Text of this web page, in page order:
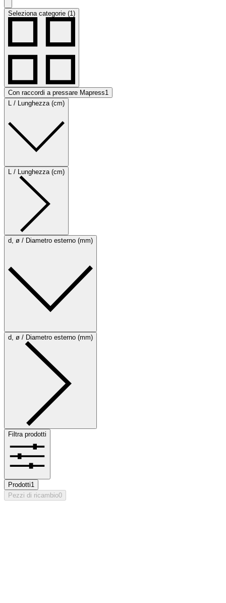
Seleziona categorie (1)
Con raccordi a pressare Mapress1
L / Lunghezza (cm)
L / Lunghezza (cm)
d, ø / Diametro esterno (mm)
d, ø / Diametro esterno (mm)
Filtra prodotti
Prodotti1
Pezzi di ricambio0